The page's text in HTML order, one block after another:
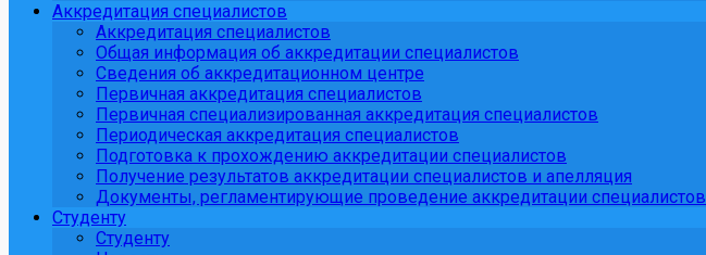
Аккредитация специалистов
Аккредитация специалистов
Общая информация об аккредитации специалистов
Сведения об аккредитационном центре
Первичная аккредитация специалистов
Первичная специализированная аккредитация специалистов
Периодическая аккредитация специалистов
Подготовка к прохождению аккредитации специалистов
Получение результатов аккредитации специалистов и апелляция
Документы, регламентирующие проведение аккредитации специалистов
Студенту
Студенту